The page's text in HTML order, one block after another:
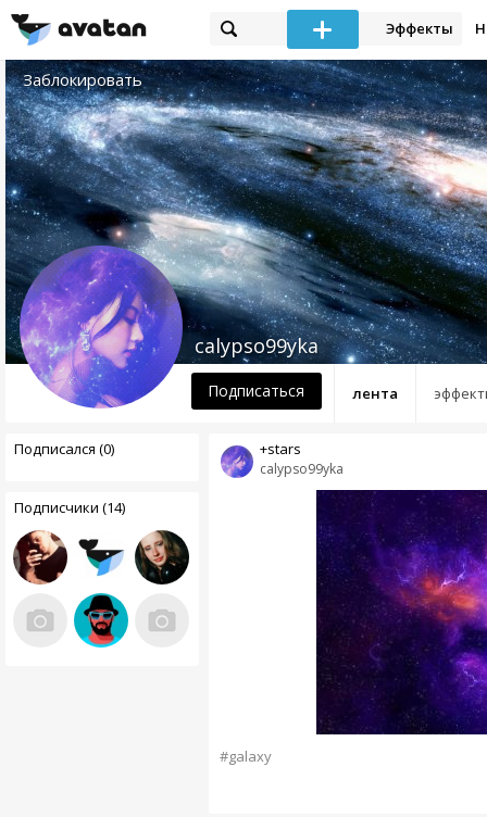
Эффекты
Заблокировать
лента
calypso99yka
Подписаться
Подписался (0)
Подписчики (14)
calypso99yka
+stars
#galaxy